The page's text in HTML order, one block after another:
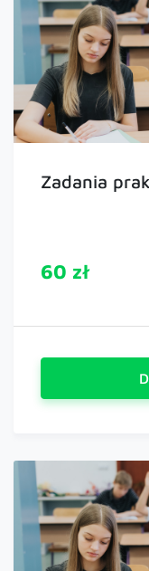
Zadania
60 zł